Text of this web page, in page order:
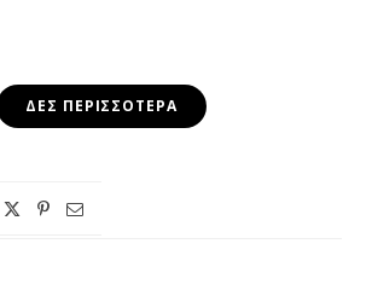
ΔΕΣ ΠΕΡΙΣΣΌΤΕΡΑ